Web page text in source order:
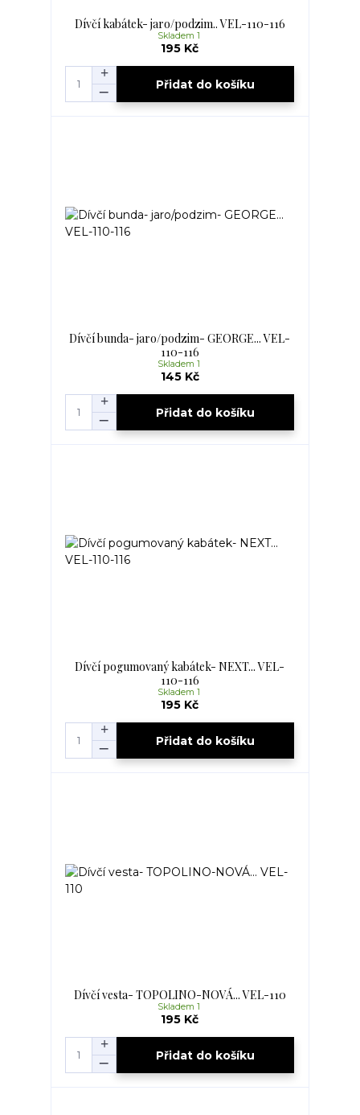
Dívčí kabátek- jaro/podzim.. VEL-110-116
195 Kč
Skladem 1
Přidat do košíku
Dívčí bunda- jaro/podzim- GEORGE... VEL-
110-116
145 Kč
Skladem 1
Přidat do košíku
Dívčí pogumovaný kabátek- NEXT... VEL-
110-116
195 Kč
Skladem 1
Přidat do košíku
Dívčí vesta- TOPOLINO-NOVÁ... VEL-110
195 Kč
Skladem 1
Přidat do košíku